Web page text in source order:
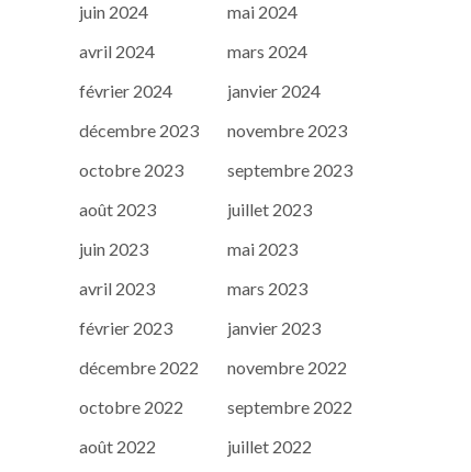
juin 2024
mai 2024
avril 2024
mars 2024
février 2024
janvier 2024
décembre 2023
novembre 2023
octobre 2023
septembre 2023
août 2023
juillet 2023
juin 2023
mai 2023
avril 2023
mars 2023
février 2023
janvier 2023
décembre 2022
novembre 2022
octobre 2022
septembre 2022
août 2022
juillet 2022